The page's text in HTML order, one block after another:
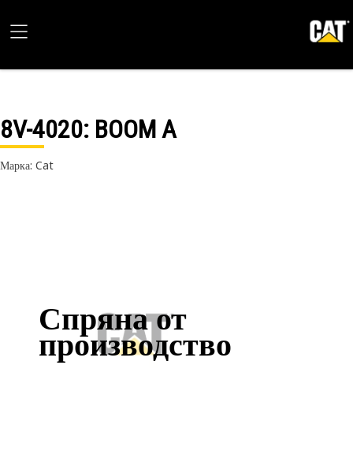
8V-4020: BOOM A
Марка: Cat
Спряна от
производство